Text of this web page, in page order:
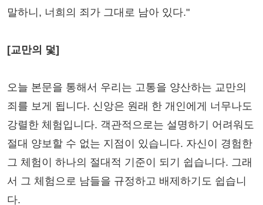
말하니, 너희의 죄가 그대로 남아 있다."
[교만의 덫]
오늘 본문을 통해서 우리는 고통을 양산하는 교만의
죄를 보게 됩니다. 신앙은 원래 한 개인에게 너무나도
강렬한 체험입니다. 객관적으로는 설명하기 어려워도
절대 양보할 수 없는 지점이 있습니다. 자신이 경험한
그 체험이 하나의 절대적 기준이 되기 쉽습니다. 그래
서 그 체험으로 남들을 규정하고 배제하기도 쉽습니
다.